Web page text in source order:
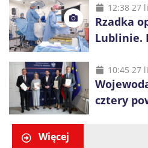
leczeniu
12:38 27
Rzadka
Lublinie.
tego10:45 27
cztery
Więcej